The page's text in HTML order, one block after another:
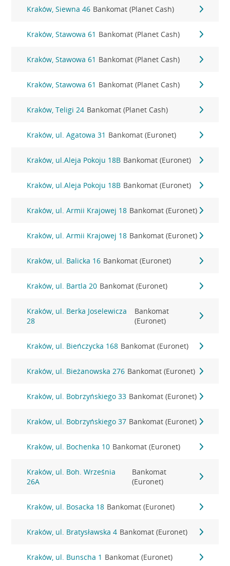
Kraków, Siewna 46 Bankomat (Planet Cash)
Kraków, Stawowa 61 Bankomat (Planet Cash)
Kraków, Stawowa 61 Bankomat (Planet Cash)
Kraków, Stawowa 61 Bankomat (Planet Cash)
Kraków, Teligi 24 Bankomat (Planet Cash)
Kraków, ul. Agatowa 31 Bankomat (Euronet)
Kraków, ul.Aleja Pokoju 18B Bankomat (Euronet)
Kraków, ul.Aleja Pokoju 18B Bankomat (Euronet)
Kraków, ul. Armii Krajowej 18 Bankomat (Euronet)
Kraków, ul. Armii Krajowej 18 Bankomat (Euronet)
Kraków, ul. Balicka 16 Bankomat (Euronet)
Kraków, ul. Bartla 20 Bankomat (Euronet)
Kraków, ul. Berka Joselewicza
28
Bankomat
(Euronet)
Kraków, ul. Bieńczycka 168 Bankomat (Euronet)
Kraków, ul. Bieżanowska 276 Bankomat (Euronet)
Kraków, ul. Bobrzyńskiego 33 Bankomat (Euronet)
Kraków, ul. Bobrzyńskiego 37 Bankomat (Euronet)
Kraków, ul. Bochenka 10 Bankomat (Euronet)
Kraków, ul. Boh. Września
26A
Bankomat
(Euronet)
Kraków, ul. Bosacka 18 Bankomat (Euronet)
Kraków, ul. Bratysławska 4 Bankomat (Euronet)
Kraków, ul. Bunscha 1 Bankomat (Euronet)